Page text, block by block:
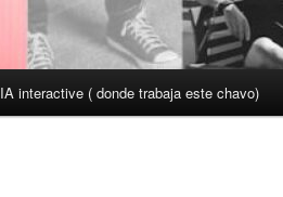
IA interactive ( donde trabaja este chavo)